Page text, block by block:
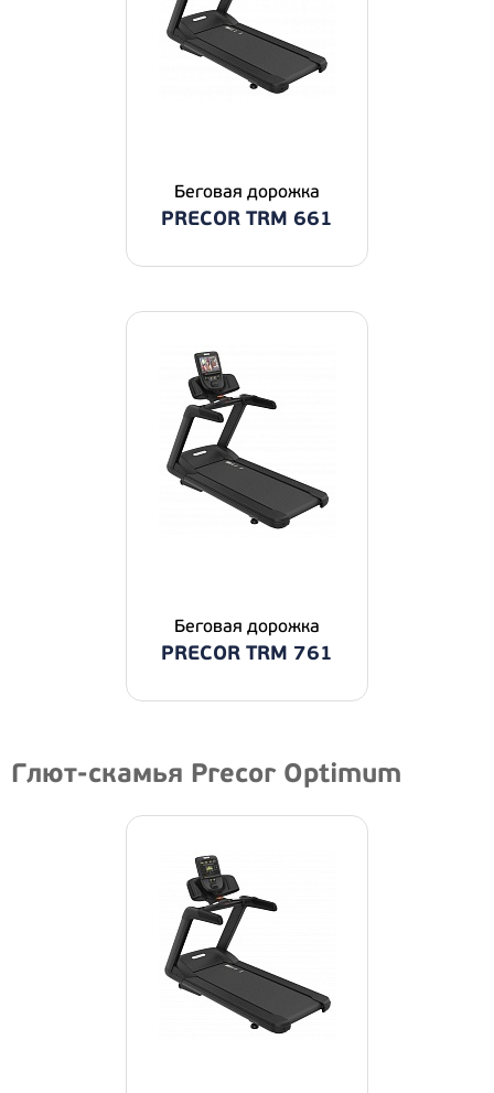
Беговая дорожка
PRECOR TRM 661
Беговая дорожка
PRECOR TRM 761
Глют-скамья Precor Optimum